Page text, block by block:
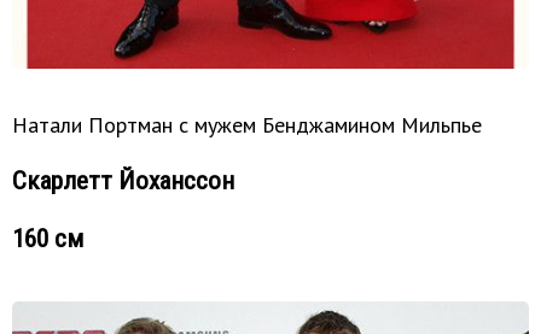
Натали Портман с мужем Бенджамином Мильпье
Скарлетт Йоханссон
160 см